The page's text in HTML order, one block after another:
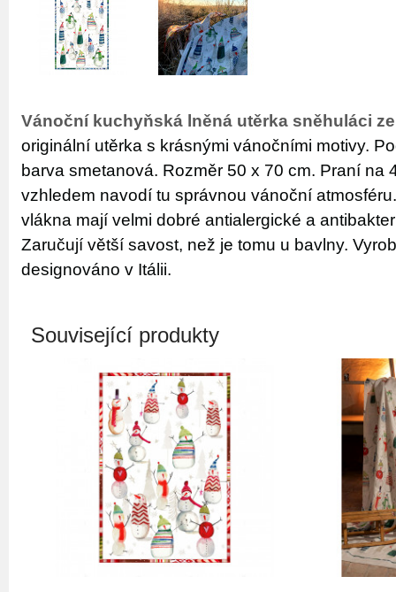
Vánoční kuchyňská lněná utěrka sněhuláci
originální utěrka s krásnými vánočními motivy.
barva smetanová. Rozměr 50 x 70 cm. Praní na
vzhledem navodí tu správnou vánoční
vlákna mají velmi dobré antialergické a
Zaručují větší savost, než je tomu u bavlny.
designováno v Itálii.
Související produkty